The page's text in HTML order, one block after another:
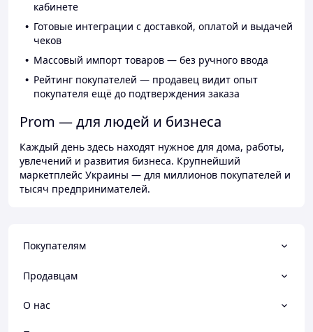
кабинете
Готовые интеграции с доставкой, оплатой и выдачей
чеков
Массовый импорт товаров — без ручного ввода
Рейтинг покупателей — продавец видит опыт
покупателя ещё до подтверждения заказа
Prom — для людей и бизнеса
Каждый день здесь находят нужное для дома, работы,
увлечений и развития бизнеса. Крупнейший
маркетплейс Украины — для миллионов покупателей и
тысяч предпринимателей.
Покупателям
Продавцам
О нас